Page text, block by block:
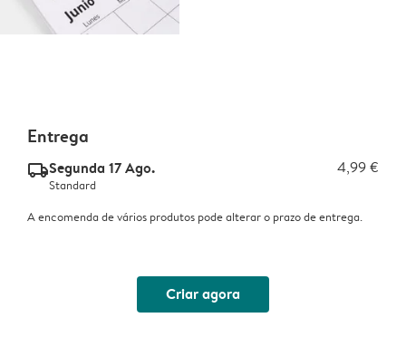
Entrega
delivery_standard_v2Segunda 17 Ago. 4,99 €
Standard
A encomenda de vários produtos pode alterar o prazo de entrega.
Criar agora